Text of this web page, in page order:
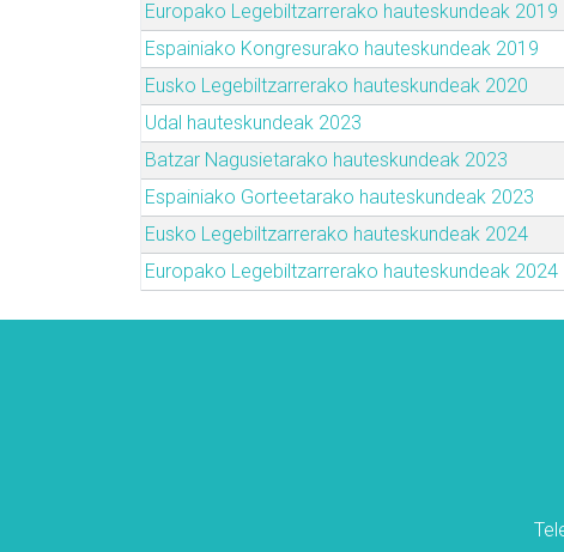
Europako Legebiltzarrerako hauteskundeak 2019
Espainiako Kongresurako hauteskundeak 2019
Eusko Legebiltzarrerako hauteskundeak 2020
Udal hauteskundeak 2023
Batzar Nagusietarako hauteskundeak 2023
Espainiako Gorteetarako hauteskundeak 2023
Eusko Legebiltzarrerako hauteskundeak 2024
Europako Legebiltzarrerako hauteskundeak 2024